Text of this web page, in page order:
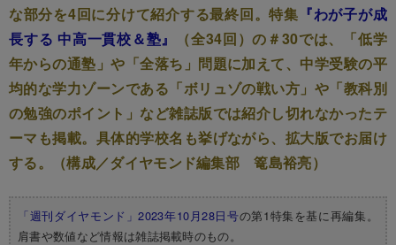
な部分を4回に分けて紹介する最終回。特集 『わが子が成
長する 中高一貫校＆塾』
（全34回）の＃30では、「低学
年からの通塾」や「全落ち」問題に加えて、中学受験の平
均的な学力ゾーンである「ボリュゾの戦い方」や「教科別
の勉強のポイント」など雑誌版では紹介し切れなかったテ
ーマも掲載。具体的学校名も挙げながら、拡大版でお届け
する。（構成／ダイヤモンド編集部 篭島裕亮）
「週刊ダイヤモンド」2023年10月28日号の第1特集を基に再編集。
肩書や数値など情報は雑誌掲載時のもの。